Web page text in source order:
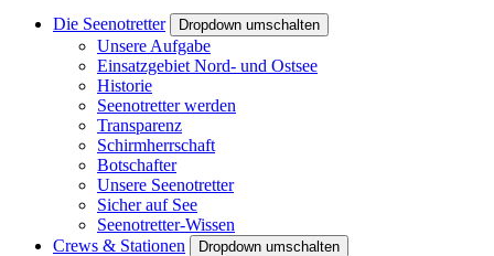
Die Seenotretter Dropdown umschalten
Unsere Aufgabe
Einsatzgebiet Nord- und Ostsee
Historie
Seenotretter werden
Transparenz
Schirmherrschaft
Botschafter
Unsere Seenotretter
Sicher auf See
Seenotretter-Wissen
Crews & Stationen
Dropdown umschalten